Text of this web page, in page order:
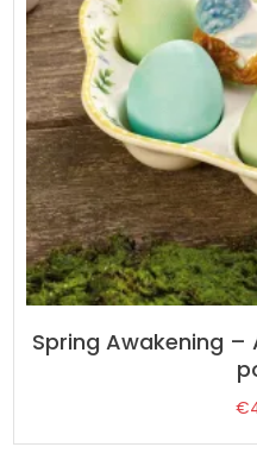
Spring Awakening
€